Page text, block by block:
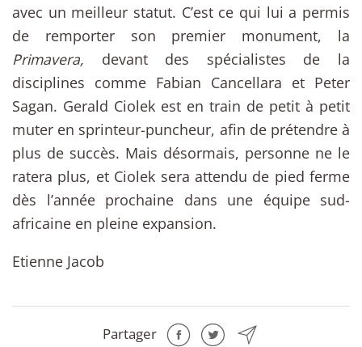
avec un meilleur statut. C’est ce qui lui a permis
de remporter son premier monument, la
Primavera, devant des spécialistes de la
disciplines comme Fabian Cancellara et Peter
Sagan. Gerald Ciolek est en train de petit à petit
muter en sprinteur-puncheur, afin de prétendre à
plus de succès. Mais désormais, personne ne le
ratera plus, et Ciolek sera attendu de pied ferme
dès l’année prochaine dans une équipe sud-
africaine en pleine expansion.
Etienne Jacob
Partager